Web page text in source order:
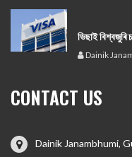
ভিছাই বিশ্বজুৰি
Dainik
CONTACT US
Dainik Janambhumi,